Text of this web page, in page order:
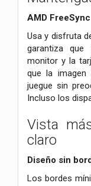
AMD FreeSync
Usa y disfruta
garantiza que
monitor y la
que la imagen
juegue sin
Incluso los
Vista
claro
Diseño sin
Los bordes